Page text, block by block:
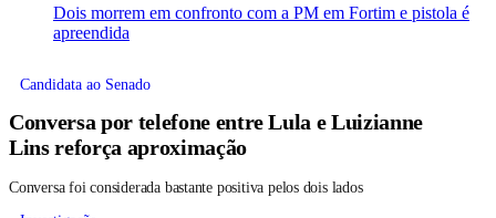
Dois morrem em confronto com a PM em Fortim e pistola é
apreendida
Candidata ao Senado
Conversa por telefone entre Lula e Luizianne
Lins reforça aproximação
Conversa foi considerada bastante positiva pelos dois lados